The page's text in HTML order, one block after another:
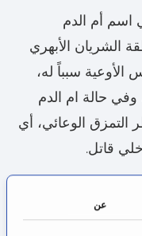
عن
اسم أم الدم
الشريان الأبهري
سبباً له،
وفي حالة ام الدم
التمزق الوعائي، أي
قاتل.
علامات هذا